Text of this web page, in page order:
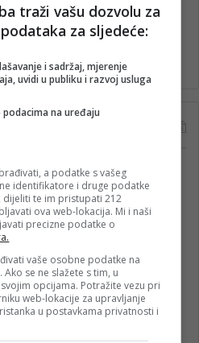
je došlo do sukoba tri muškarca
a koji policija…
gradi BiH-Jovan Divjak“
u posljednje 22 godine imao
2023.
cvijećem i besplatnim
utakmicu
traži vašu dozvolu za
za sljedeće:
i sadržaj, mjerenje
uvidi u publiku i razvoj usluga
na uređaju
a podatke s vašeg
identifikatore i druge podatke
dijeliti te im pristupati 212
ova web-lokacija. Mi i naši
precizne podatke o
vaše osobne podatke na
se ne slažete s tim, u
opcijama. Potražite vezu pri
web-lokacije za upravljanje
u postavkama privatnosti i